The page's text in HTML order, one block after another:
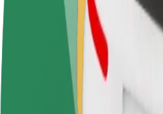
Ryhdy kuljettajaksi
Ansaitse omilla
Ryhdy ruokalähetiksi
Kuljeta ruokaa ja
viikoittain
Miten päästä paikasta Discothèque
Etsitkö parasta tapaa päästä paikasta